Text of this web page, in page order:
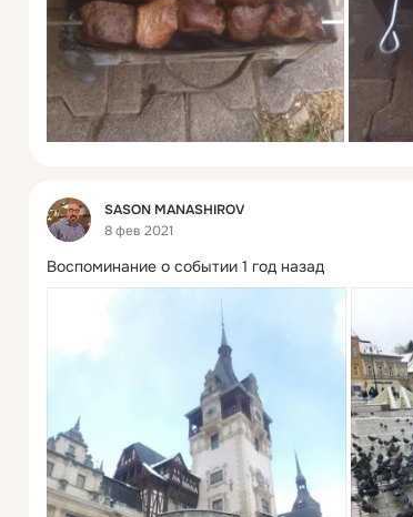
Фид
SASON MANASHIROV
8 фев 2021
Воспоминание о событии 1 год назад